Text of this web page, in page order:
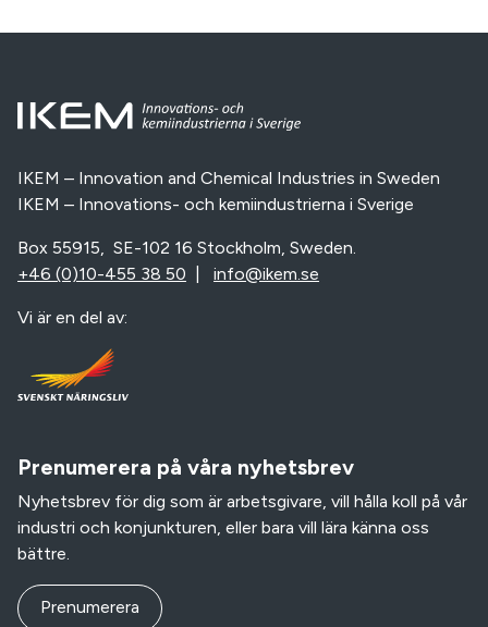
IKEM – Innovation and Chemical Industries in Sweden
IKEM – Innovations- och kemiindustrierna i Sverige
Box 55915, SE-102 16 Stockholm, Sweden.
+46 (0)10-455 38 50
info@ikem.se
Vi är en del av:
Prenumerera på våra nyhetsbrev
Nyhetsbrev för dig som är arbetsgivare, vill hålla koll på vår
industri och konjunkturen, eller bara vill lära känna oss
bättre.
Prenumerera